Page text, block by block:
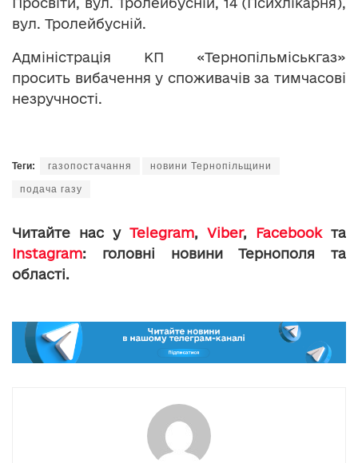
вул. Тролейбусній.
Адміністрація КП «Тернопільміськгаз»
просить вибачення у споживачів за тимчасові
незручності.
Теги: газопостачання новини Тернопільщини
подача газу
Читайте нас у Telegram, Viber, Facebookта
Instagram: головні новини Тернополя та
області.